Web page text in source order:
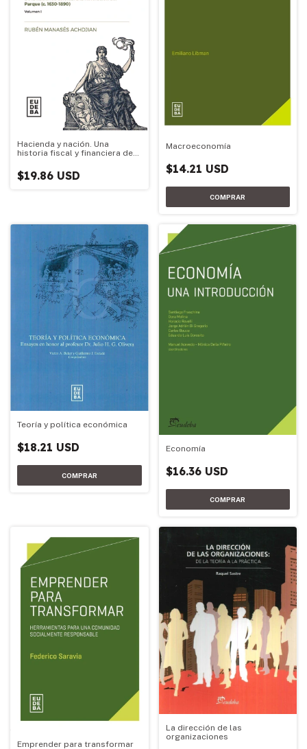
Hacienda y nación. Una
historia fiscal y financiera de
$19.86 USD
Macroeconomía
$14.21 USD
Teoría y política económica
$18.21 USD Economía
$16.36 USD
Emprender para transformar
La dirección de las
organizaciones